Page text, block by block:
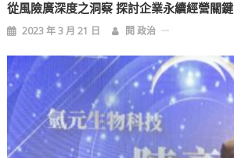
從風險廣深度之洞察 探討企業永續經營關鍵
2023 年 3 月 21 日 閱 政治